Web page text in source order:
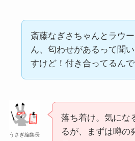
斎藤なぎさちゃんとラウー
ん、匂わせがあるって聞
すけど！付き合ってるんで
うさぎ編集長
落ち着け。気にな
るが、まずは噂の